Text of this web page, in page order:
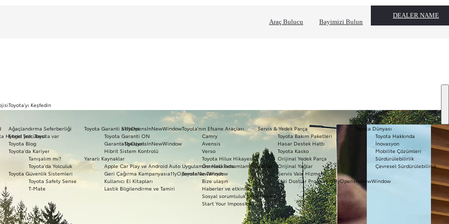
Araç Bulucu Bayimizi Bulun
DEALER NAME
Toyota Garanti Sistemi
Toyota Garanti ON
Garanti Spesiyal
Hibrit Sistem Kontrolü
Yararlı Kaynaklar
Apple Car Play ve Android Auto Uygulaması Hakkında
Geri Çağırma Kampanyasıa11yOpensInNewWindow
Kullanıcı El Kitapları
Lastik Bilgilendirme ve Tamiri
Servis & Yedek Parça
Toyota Bakım Paketleri
Hasar Destek Hattı
Toyota Kasko
Orijinal Yedek Parça
Orijinal Yağlar
Servis Vale Hizmeti
Eski Dostlar Programıa11yOpensInNewWindow
Hybrid Tecrübesi
Toyota'yı Keşfedin
Ağaçlandırma Seferberliği
a11yOpensInNewWindow
Engel yok, Toyota var
Toyota Blog
a11yOpensInNewWindow
Toyota'da Kariyer
Tanışalım mı?
Toyota'da Yolculuk
Toyota Güvenlik Sistemleri
Toyota Safety Sense
T-Mate
Toyota'nın Efsane Araçları
Camry
Avensis
Verso
Toyota Hilux Hikayesi
Ömrünü Tamamlamış Araçlar
Toyota ile Tanışın
Bize ulaşın
Haberler ve etkinlikler
Sosyal sorumluluk projelerimiz
Start Your Impossible
Toyota Dünyası
Toyota Hakkında
İnovasyon
Mobilite Çözümleri
Sürdürülebilirlik
Çevresel Sürdürülebilirlik